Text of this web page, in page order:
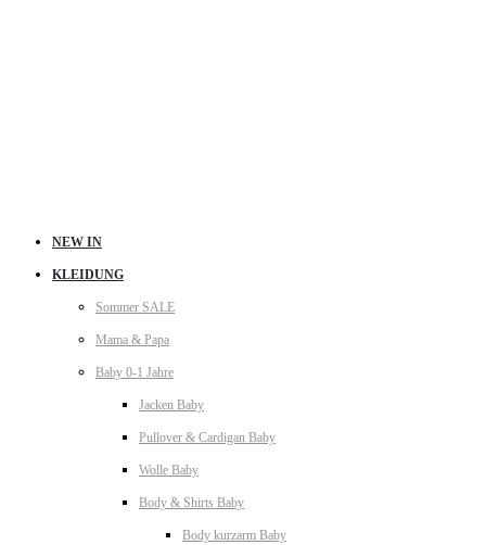
NEW IN
KLEIDUNG
Sommer SALE
Mama & Papa
Baby 0-1 Jahre
Jacken Baby
Pullover & Cardigan Baby
Wolle Baby
Body & Shirts Baby
Body kurzarm Baby